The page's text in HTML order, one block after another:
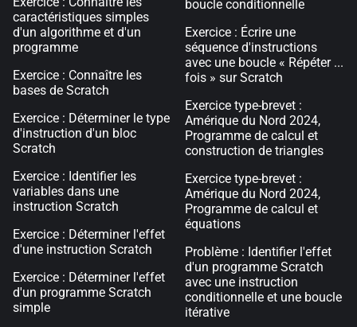
caractéristiques simples
d'un algorithme et d'un
programme
Exercice : Connaître les
bases de Scratch
Exercice : Déterminer le type
d'instruction d'un bloc
Scratch
Exercice : Identifier les
variables dans une
instruction Scratch
Exercice : Déterminer l'effet
d'une instruction Scratch
Exercice : Déterminer l'effet
d'un programme Scratch
simple
boucle conditionnelle
Exercice : Écrire une
séquence d'instructions
avec une boucle « Répéter ...
fois » sur Scratch
Exercice type-brevet :
Amérique du Nord 2024,
Programme de calcul et
construction de triangles
Exercice type-brevet :
Amérique du Nord 2024,
Programme de calcul et
équations
Problème : Identifier l'effet
d'un programme Scratch
avec une instruction
conditionnelle et une boucle
itérative